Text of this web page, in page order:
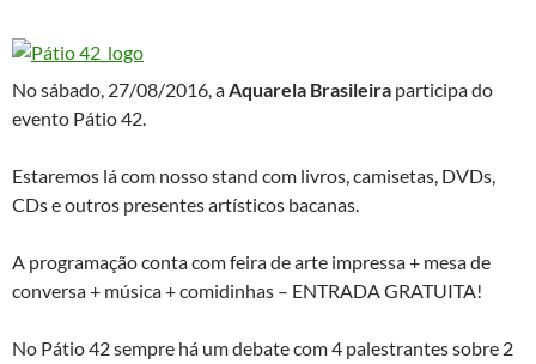
No sábado, 27/08/2016, aAquarela Brasileira participa do
evento Pátio 42.
Estaremos lá com nosso stand com livros, camisetas, DVDs,
CDs e outros presentes artísticos bacanas.
A programação conta com feira de arte impressa + mesa de
conversa + música + comidinhas – ENTRADA GRATUITA!
No Pátio42 sempre há um debate com 4 palestrantes sobre 2